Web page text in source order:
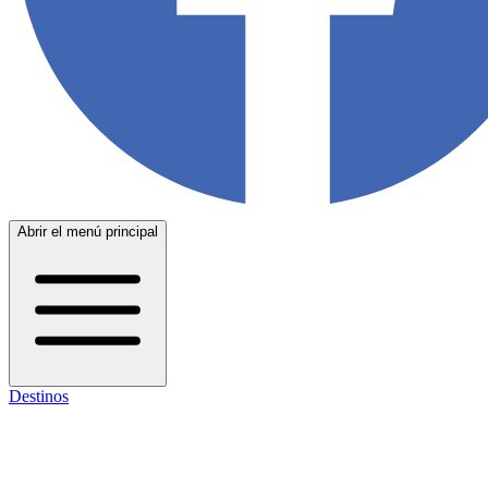
Abrir el menú principal
Destinos